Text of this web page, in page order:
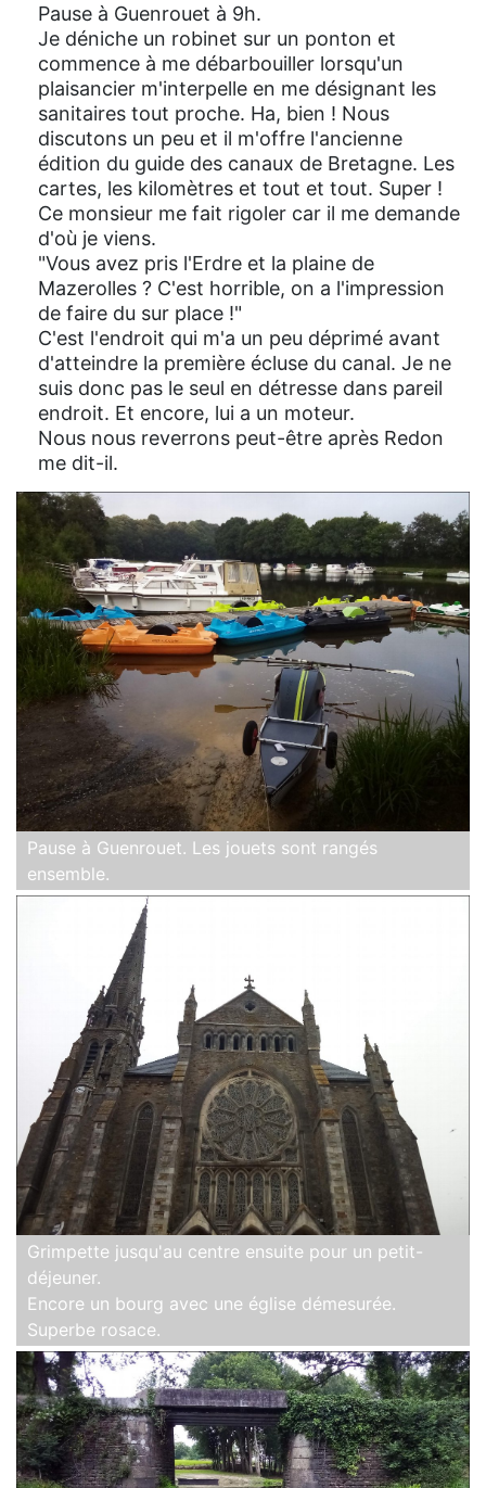
Pause à Guenrouet à 9h.
Je déniche un robinet sur un ponton et
commence à me débarbouiller lorsqu'un
plaisancier m'interpelle en me désignant les
sanitaires tout proche. Ha, bien ! Nous
discutons un peu et il m'offre l'ancienne
édition du guide des canaux de Bretagne. Les
cartes, les kilomètres et tout et tout. Super !
Ce monsieur me fait rigoler car il me demande
d'où je viens.
"Vous avez pris l'Erdre et la plaine de
Mazerolles ? C'est horrible, on a l'impression
de faire du sur place !"
C'est l'endroit qui m'a un peu déprimé avant
d'atteindre la première écluse du canal. Je ne
suis donc pas le seul en détresse dans pareil
endroit. Et encore, lui a un moteur.
Nous nous reverrons peut-être après Redon
me dit-il.
Pause à Guenrouet. Les jouets sont rangés
ensemble.
Grimpette jusqu'au centre ensuite pour un petit-
déjeuner.
Encore un bourg avec une église démesurée.
Superbe rosace.